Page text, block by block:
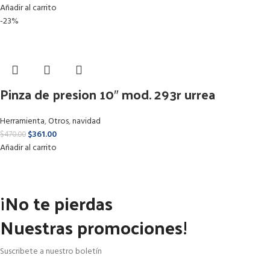
Añadir al carrito
-23%
Pinza de presion 10″ mod. 293r urrea
Herramienta,Otros,navidad
$470.00 $361.00
Añadir al carrito
¡No te pierdas
Nuestras promociones!
Suscribete a nuestro boletín